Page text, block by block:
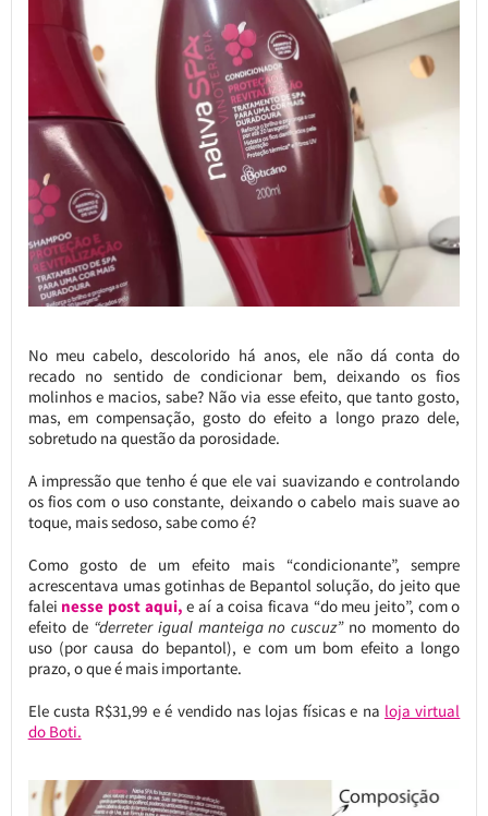
No meu cabelo, descolorido há anos, ele não dá conta do
recado no sentido de condicionar bem, deixando os fios
molinhos e macios, sabe? Não via esse efeito, que tanto gosto,
mas, em compensação, gosto do efeito a longo prazo dele,
sobretudo na questão da porosidade.
A impressão que tenho é que ele vai suavizando e controlando
os fios com o uso constante, deixando o cabelo mais suave ao
toque, mais sedoso, sabe como é?
Como gosto de um efeito mais “condicionante”, sempre
acrescentava umas gotinhas de Bepantol solução, do jeito que
falei nesse post aqui,e aí a coisa ficava “do meu jeito”, com o
efeito de “derreter igual manteiga no cuscuz”no momento do
uso (por causa do bepantol), e com um bom efeito a longo
prazo, o que é mais importante.
Ele custa R$31,99 e é vendido nas lojas físicas e na loja virtual
do Boti.